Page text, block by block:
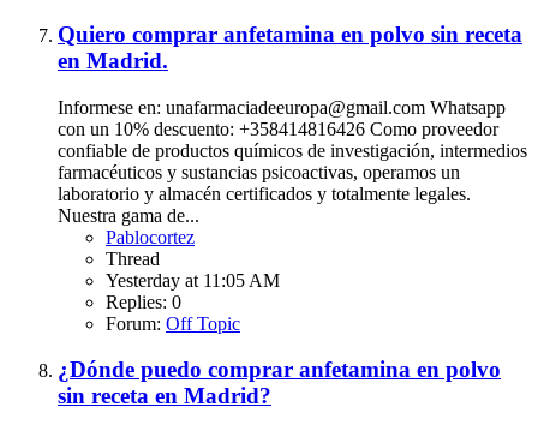
Quiero comprar anfetamina en polvo sin receta
en Madrid.
Informese en: unafarmaciadeeuropa@gmail.com Whatsapp
con un 10% descuento: +358414816426 Como proveedor
confiable de productos químicos de investigación, intermedios
farmacéuticos y sustancias psicoactivas, operamos un
laboratorio y almacén certificados y totalmente legales.
Nuestra gama de...
Pablocortez
Thread
Yesterday at 11:05 AM
Replies: 0
Forum: Off Topic
¿Dónde puedo comprar anfetamina en polvo
sin receta en Madrid?